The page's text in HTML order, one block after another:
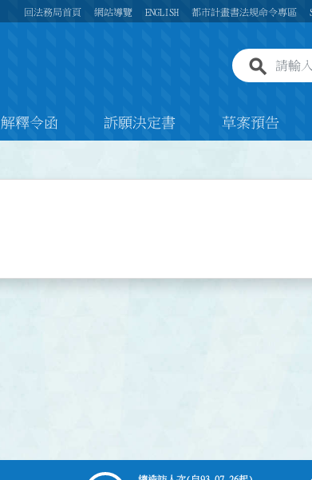
回法務局首頁 網站導覽 ENGLISH 都市計畫書法規命令專區
全站
解釋令函 訴願決定書 草案預告